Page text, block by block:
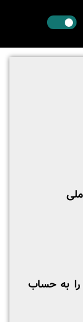
را به حساب